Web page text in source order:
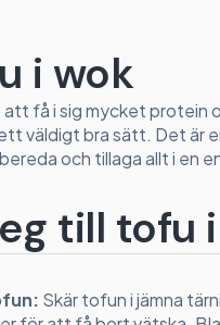
i wok
få i sig mycket protein
väldigt bra sätt. Det är
och tillaga allt i en
till tofu
Skär tofun i jämna